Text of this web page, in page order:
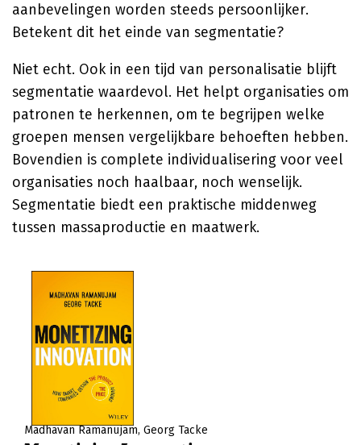
aanbevelingen worden steeds persoonlijker.
Betekent dit het einde van segmentatie?
Niet echt. Ook in een tijd van personalisatie blijft
segmentatie waardevol. Het helpt organisaties om
patronen te herkennen, om te begrijpen welke
groepen mensen vergelijkbare behoeften hebben.
Bovendien is complete individualisering voor veel
organisaties noch haalbaar, noch wenselijk.
Segmentatie biedt een praktische middenweg
tussen massaproductie en maatwerk.
Madhavan Ramanujam Georg Tacke